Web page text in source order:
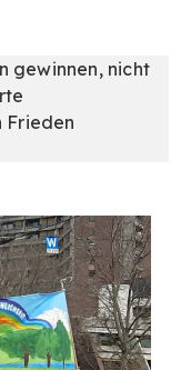
gewinnen, nicht
Frieden